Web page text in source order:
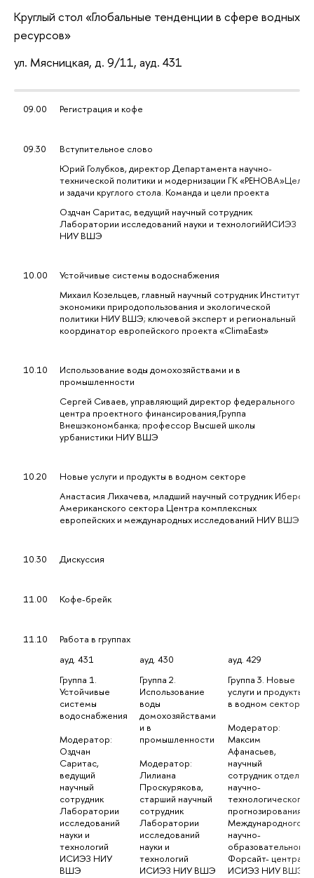
Круглый стол «Глобальные тенденции в сфере водных
ресурсов»
ул. Мясницкая, д. 9/11, ауд. 431
09.00 Регистрация и кофе
09.30
Вступительное слово
Юрий Голубков, директор Департамента научно-
технической политики и модернизации ГК «РЕНОВА»Цели
и задачи круглого стола. Команда и цели проекта
Оздчан Саритас, ведущий научный сотрудник
Лаборатории исследований науки и технологийИСИЭЗ
НИУ ВШЭ
10.00
Устойчивые системы водоснабжения
Михаил Козельцев, главный научный сотрудник Института
экономики природопользования и экологической
политики НИУ ВШЭ; ключевой эксперт и региональный
координатор европейского проекта «ClimaEast»
10.10
Использование воды домохозяйствами и в
промышленности
Сергей Сиваев, управляющий директор федерального
центра проектного финансирования,Группа
Внешэкономбанка; профессор Высшей школы
урбанистики НИУ ВШЭ
10.20
Новые услуги и продукты в водном секторе
Анастасия Лихачева, младший научный сотрудник Иберо-
Американского сектора Центра комплексных
европейских и международных исследований НИУ ВШЭ
10.30 Дискуссия
11.00 Кофе-брейк
11.10
Работа в группах
ауд. 431
ауд. 430
ауд. 429
Группа 1.
Устойчивые
системы
водоснабжения
Модератор:
Оздчан
Саритас,
ведущий
научный
сотрудник
Лаборатории
исследований
науки и
технологий
ИСИЭЗ НИУ
ВШЭ
Группа 2.
Использование
воды
домохозяйствами
и в
промышленности
Модератор:
Лилиана
Проскурякова,
старший научный
сотрудник
Лаборатории
исследований
науки и
технологий
ИСИЭЗ НИУ ВШЭ
Группа 3. Новые
услуги и продукты
в водном секторе
Модератор:
Максим
Афанасьев,
научный
сотрудник отдела
научно-
технологического
прогнозирования
Международного
научно-
образовательного
Форсайт- центра
ИСИЭЗ НИУ ВШЭ